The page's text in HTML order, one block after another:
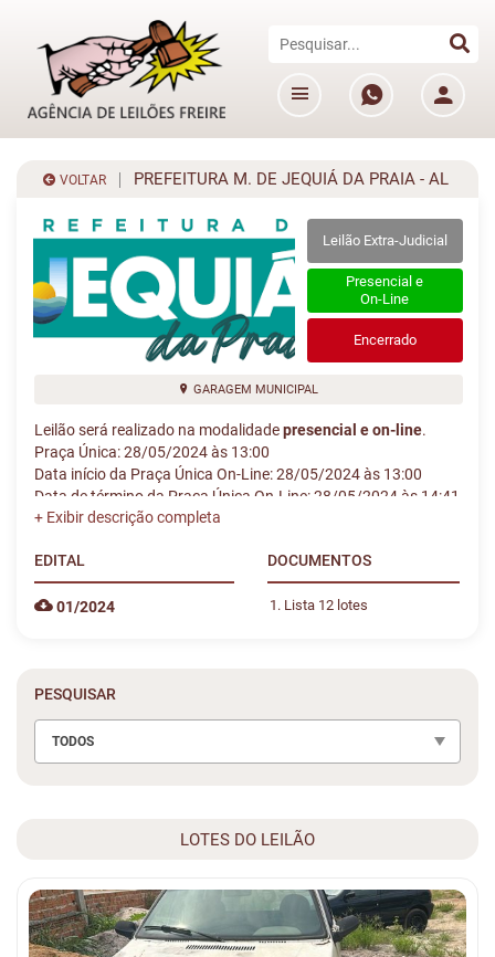
VOLTAR PREFEITURA M. DE JEQUIÁ DA PRAIA - AL
Leilão Extra-Judicial
Presencial e
On-Line
Encerrado
GARAGEM MUNICIPAL
Leilão será realizado na modalidadepresencial e on-line.
Praça Única: 28/05/2024 às 13:00
Data início da Praça Única On-Line: 28/05/2024 às 13:00
Data de término da Praça Única On-Line: 28/05/2024 às 14:41
EDITAL
01/2024
DOCUMENTOS
Lista 12 lotes
PESQUISAR
TODOS
LOTES DO LEILÃO